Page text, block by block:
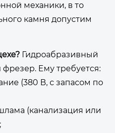
механики, в то
камня допустим
Гидроабразивный
Ему требуется:
(380 В, с запасом по
(канализация или